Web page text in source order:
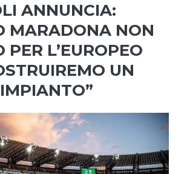
ANNUNCIA:
MARADONA NON
L’EUROPEO
UN